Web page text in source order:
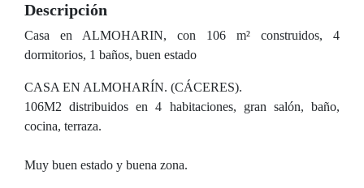
Descripción
Casa en ALMOHARIN, con 106 m² construidos, 4
dormitorios, 1 baños, buen estado
CASA EN ALMOHARÍN. (CÁCERES).
106M2 distribuidos en 4 habitaciones, gran salón, baño,
cocina, terraza.
Muy buen estado y buena zona.